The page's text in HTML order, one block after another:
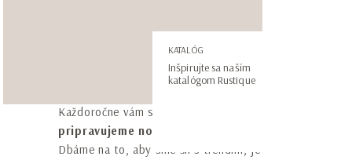
KATALÓG
Inšpirujte sa naším
katalógom Rustique
Vezmite si inšpiráciu so
sebou! Stiahnite si katalóg!
Každoročne vám s radosťou a nadšením
pripravujeme nový katalóg RUSTIQUE
Dbáme na to, aby sme šli s trendmi, je
* Súhlasím so spracovaním mojich osobných
údajov podľa vyhlásenia o
údajov.